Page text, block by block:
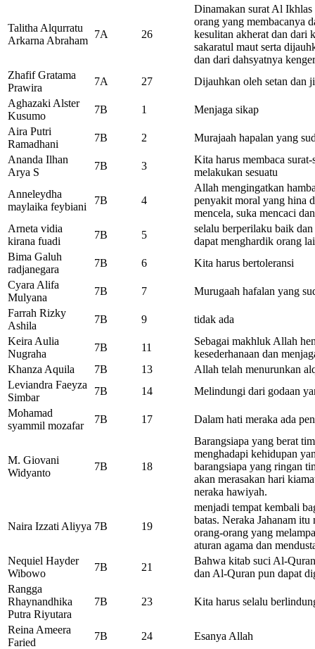
Talitha Alqurratu
Arkarna Abraham
7A 26
Dinamakan surat Al Ikhlas
orang yang membacanya
kesulitan akherat dan dari
sakaratul maut serta
dan dari dahsyatnya
Zhafif Gratama
Prawira
7A 27
Dijauhkan oleh setan dan
Aghazaki Alster
Kusumo
7B 1
Menjaga sikap
Aira Putri
Ramadhani
7B 2
Murajaah hapalan yang
Ananda Ilhan
Arya S
7B 3
Kita harus membaca
melakukan sesuatu
Anneleydha
maylaika feybiani
7B 4
Allah mengingatkan
penyakit moral yang hina
mencela, suka mencaci
Arneta vidia
kirana fuadi
7B 5
selalu berperilaku baik
dapat menghardik orang
Bima Galuh
radjanegara
7B 6
Kita harus bertoleransi
Cyara Alifa
Mulyana
7B 7
Murugaah hafalan yang
Farrah Rizky
Ashila
7B 9
tidak ada
Keira Aulia
Nugraha
7B 11
Sebagai makhluk Allah
kesederhanaan dan
Khanza Aquila
7B 13
Allah telah menurunkan
Leviandra Faeyza
Simbar
7B 14
Melindungi dari godaan
Mohamad
syammil mozafar
7B 17 Dalam hati meraka ada
M. Giovani
Widyanto
7B 18
Barangsiapa yang berat
menghadapi kehidupan
barangsiapa yang ringan
akan merasakan hari
neraka hawiyah.
Naira Izzati Aliyya 7B 19
menjadi tempat kembali
batas. Neraka Jahanam
orang-orang yang
aturan agama dan
Nequiel Hayder
Wibowo
7B 21
Bahwa kitab suci Al-
dan Al-Quran pun dapat
Rangga
Rhaynandhika
Putra Riyutara
7B 23 Kita harus selalu
Reina Ameera
Faried
7B 24 Esanya Allah